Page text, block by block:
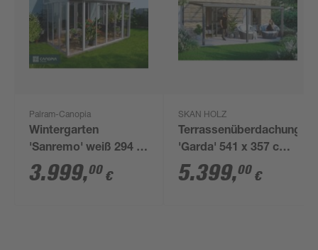
Palram-Canopia
Wintergarten
'Sanremo' weiß 294 x
435 cm Polycarbonat
transparent
3.999,00 €
SKAN HOLZ
Terrassenüberdachung
'Garda' 541 x 357 cm
Aluminium
Doppelstegplatten
5.399,00 €